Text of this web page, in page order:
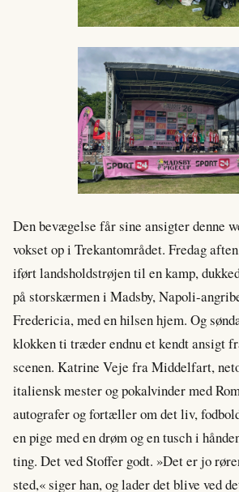
Den bevægelse får sine ansigter denne
vokset op i Trekantområdet. Fredag
iført landsholdstrøjen til en kamp,
på storskærmen i Madsby, Napoli-
Fredericia, med en hilsen hjem. Og
klokken ti træder endnu et kendt ansigt
scenen. Katrine Veje fra Middelfart,
italiensk mester og pokalvinder med
autografer og fortæller om det liv,
en pige med en drøm og en tusch i
ting. Det ved Stoffer godt. »Det er jo
sted,« siger han, og lader det blive ved